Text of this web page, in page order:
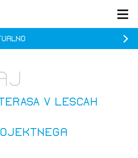
PRIJAVA
uporabniškim imenom in geslom.
V LESCAH
novičnik
novicami in se naročite na
izbiro.